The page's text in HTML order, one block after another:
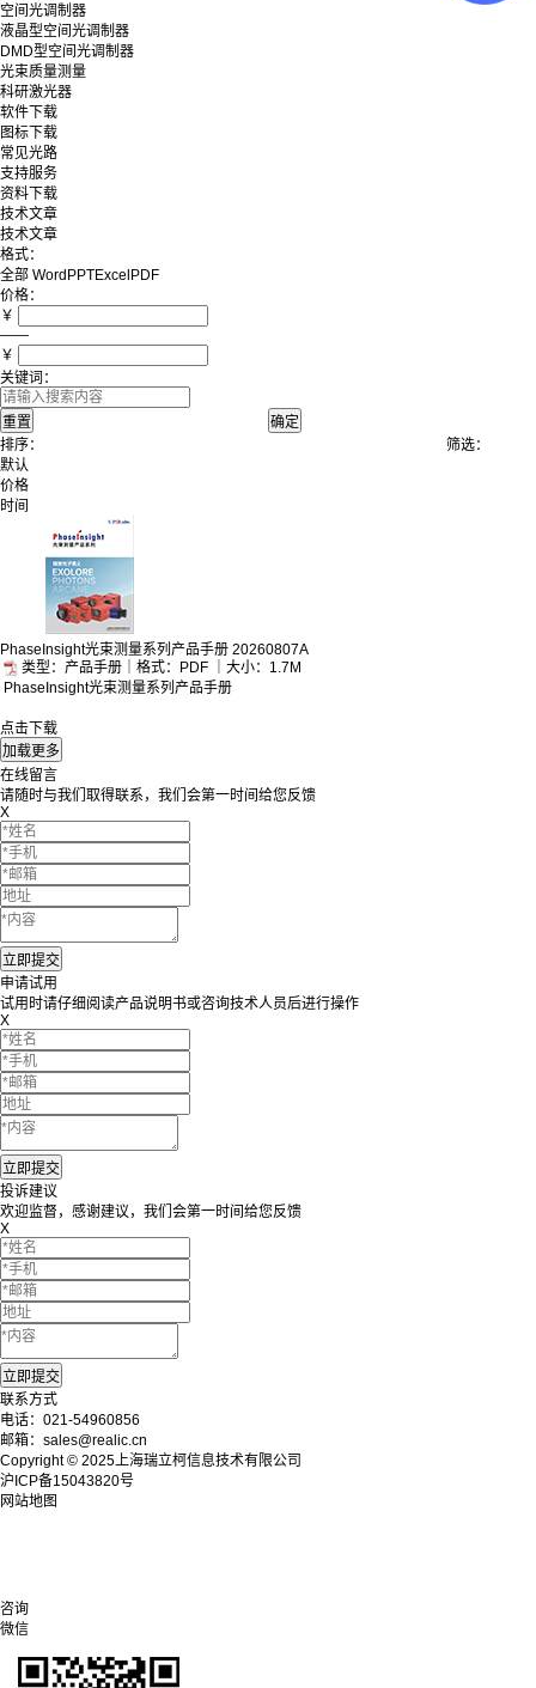
空间光调制器
液晶型空间光调制器
DMD型空间光调制器
光束质量测量
科研激光器
软件下载
图标下载
常见光路
支持服务
资料下载
技术文章
技术文章
格式：
全部 WordPPTExcelPDF
价格：
￥
——
￥
关键词：
排序：
默认
价格
时间
筛选：
PhaseInsight光束测量系列产品手册 20260807A
类型：产品手册｜格式：PDF ｜大小：1.7M
PhaseInsight光束测量系列产品手册
点击下载
在线留言
请随时与我们取得联系，我们会第一时间给您反馈
X
申请试用
试用时请仔细阅读产品说明书或咨询技术人员后进行操作
X
投诉建议
欢迎监督，感谢建议，我们会第一时间给您反馈
X
联系方式
电话：021-54960856
邮箱：sales@realic.cn
Copyright © 2025上海瑞立柯信息技术有限公司
沪ICP备15043820号
网站地图
咨询
微信